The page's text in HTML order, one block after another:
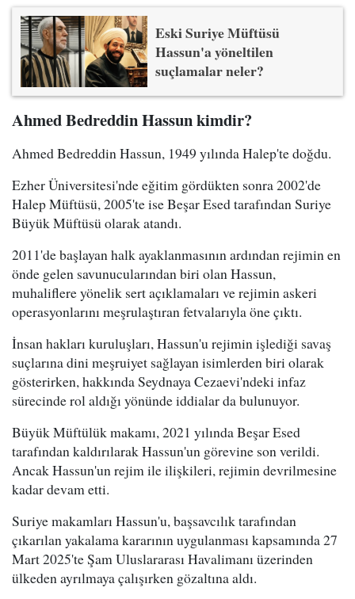
Eski Suriye Müftüsü
Hassun'a yöneltilen
suçlamalar neler?
Ahmed Bedreddin Hassun kimdir?
Ahmed Bedreddin Hassun, 1949 yılında Halep'te doğdu.
Ezher Üniversitesi'nde eğitim gördükten sonra 2002'de
Halep Müftüsü, 2005'te ise Beşar Esed tarafından Suriye
Büyük Müftüsü olarak atandı.
2011'de başlayan halk ayaklanmasının ardından rejimin en
önde gelen savunucularından biri olan Hassun,
muhaliflere yönelik sert açıklamaları ve rejimin askeri
operasyonlarını meşrulaştıran fetvalarıyla öne çıktı.
İnsan hakları kuruluşları, Hassun'u rejimin işlediği savaş
suçlarına dini meşruiyet sağlayan isimlerden biri olarak
gösterirken, hakkında Seydnaya Cezaevi'ndeki infaz
sürecinde rol aldığı yönünde iddialar da bulunuyor.
Büyük Müftülük makamı, 2021 yılında Beşar Esed
tarafından kaldırılarak Hassun'un görevine son verildi.
Ancak Hassun'un rejim ile ilişkileri, rejimin devrilmesine
kadar devam etti.
Suriye makamları Hassun'u, başsavcılık tarafından
çıkarılan yakalama kararının uygulanması kapsamında 27
Mart 2025'te Şam Uluslararası Havalimanı üzerinden
ülkeden ayrılmaya çalışırken gözaltına aldı.